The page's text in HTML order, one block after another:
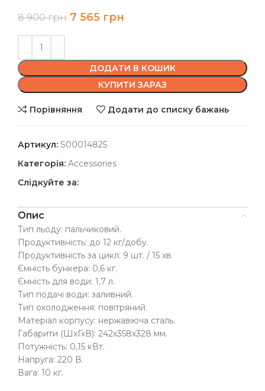
8 900грн 7 565 грн
ДОДАТИ В КОШИК
КУПИТИ ЗАРАЗ
Порівняння Додати до списку бажань
Артикул: S00014825
Категорія: Accessories
Слідкуйте за:
Опис
Тип льоду: пальчиковий.
Продуктивність: до 12 кг/добу.
Продуктивність за цикл: 9 шт. / 15 хв.
Ємність бункера: 0,6 кг.
Ємність для води: 1,7 л.
Тип подачі води: заливний.
Тип охолодження: повітряний.
Матеріал корпусу: нержавіюча сталь.
Габарити (ШхГхВ): 242х358х328 мм.
Потужність: 0,15 кВт.
Напруга: 220 В.
Вага: 10 кг.